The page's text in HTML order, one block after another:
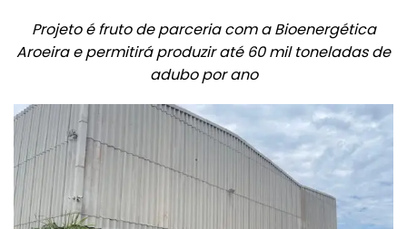
Projeto é fruto de parceria com a Bioenergética
Aroeira e permitirá produzir até 60 mil toneladas de
adubo por ano